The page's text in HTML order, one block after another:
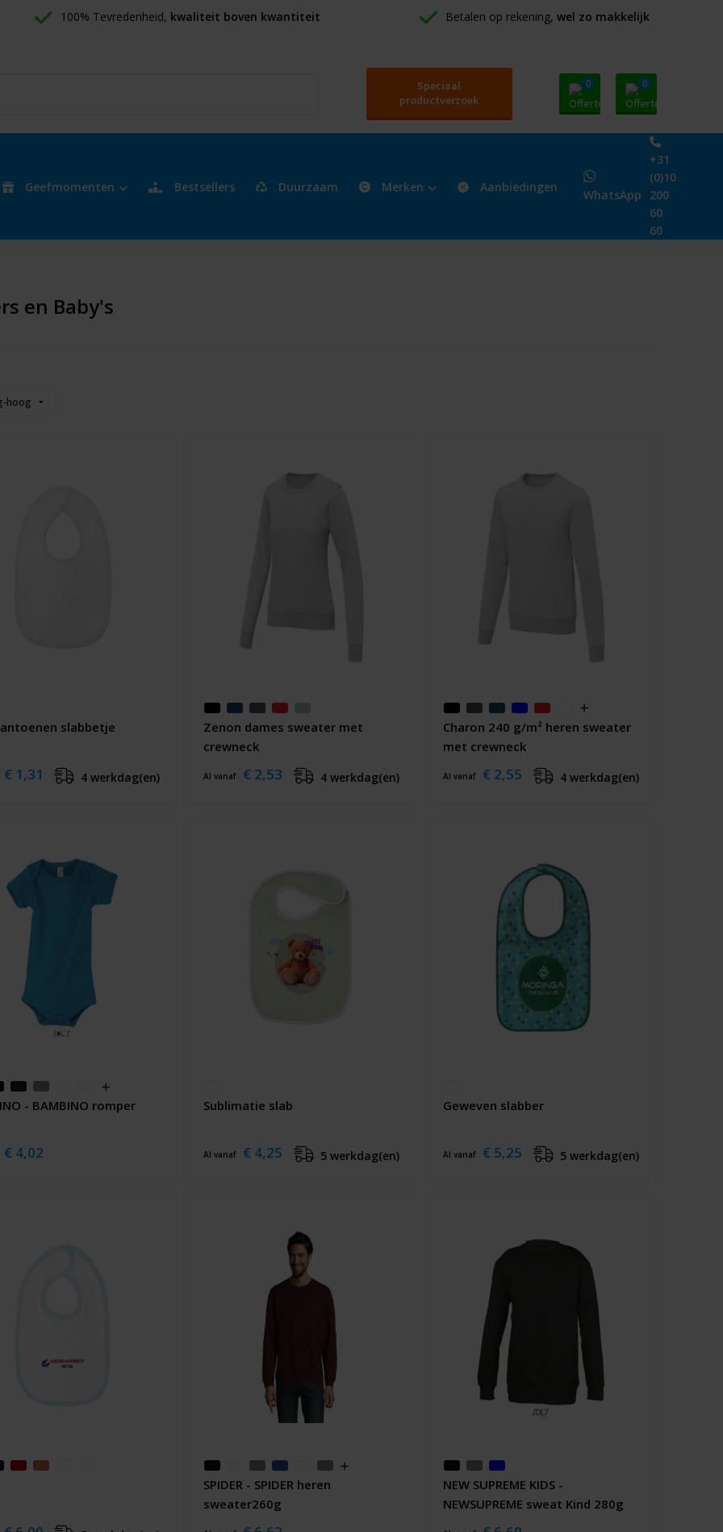
100% Tevredenheid, kwaliteit boven kwantiteit Betalen op rekening, wel zo makkelijk
Speciaal
productverzoek
0 0
Geefmomenten Bestsellers Duurzaam Merken Aanbiedingen
WhatsApp
+31
(0)10
200
60
60
en Baby's
slabbetje
€ 1,31 4 werkdag(en)
Zenon dames sweater met
crewneck
Al vanaf € 2,53 4 werkdag(en)
Charon 240 g/m² heren sweater
met crewneck
Al vanaf € 2,55 4 werkdag(en)
- BAMBINO romper
€ 4,02
Sublimatie slab
Al vanaf € 4,25 5 werkdag(en)
Geweven slabber
Al vanaf € 5,25 5 werkdag(en)
SPIDER - SPIDER heren
sweater260g
NEW SUPREME KIDS -
NEWSUPREME sweat Kind 280g